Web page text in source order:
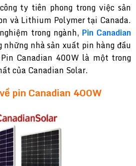
ty tiên phong trong việc sản
và Lithium Polymer tại Canada.
trong ngành, Pin Canadian
nhà sản xuất pin hàng đầu
Canadian 400W là một trong
của Canadian Solar.
pin Canadian 400W